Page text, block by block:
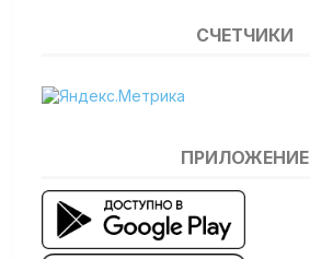
СЧЕТЧИКИ
ПРИЛОЖЕНИЕ